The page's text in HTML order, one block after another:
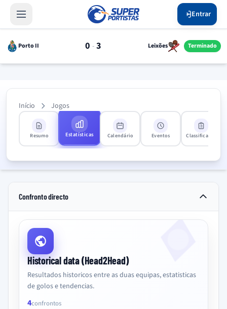
Entrar
Porto II 0 - 3 Leixões Terminado
Início Jogos
Resumo Estatísticas Calendário Eventos Classificação
Confronto directo
Historical data (Head2Head)
Resultados historicos entre as duas equipas, estatisticas
de golos e tendencias.
4confrontos